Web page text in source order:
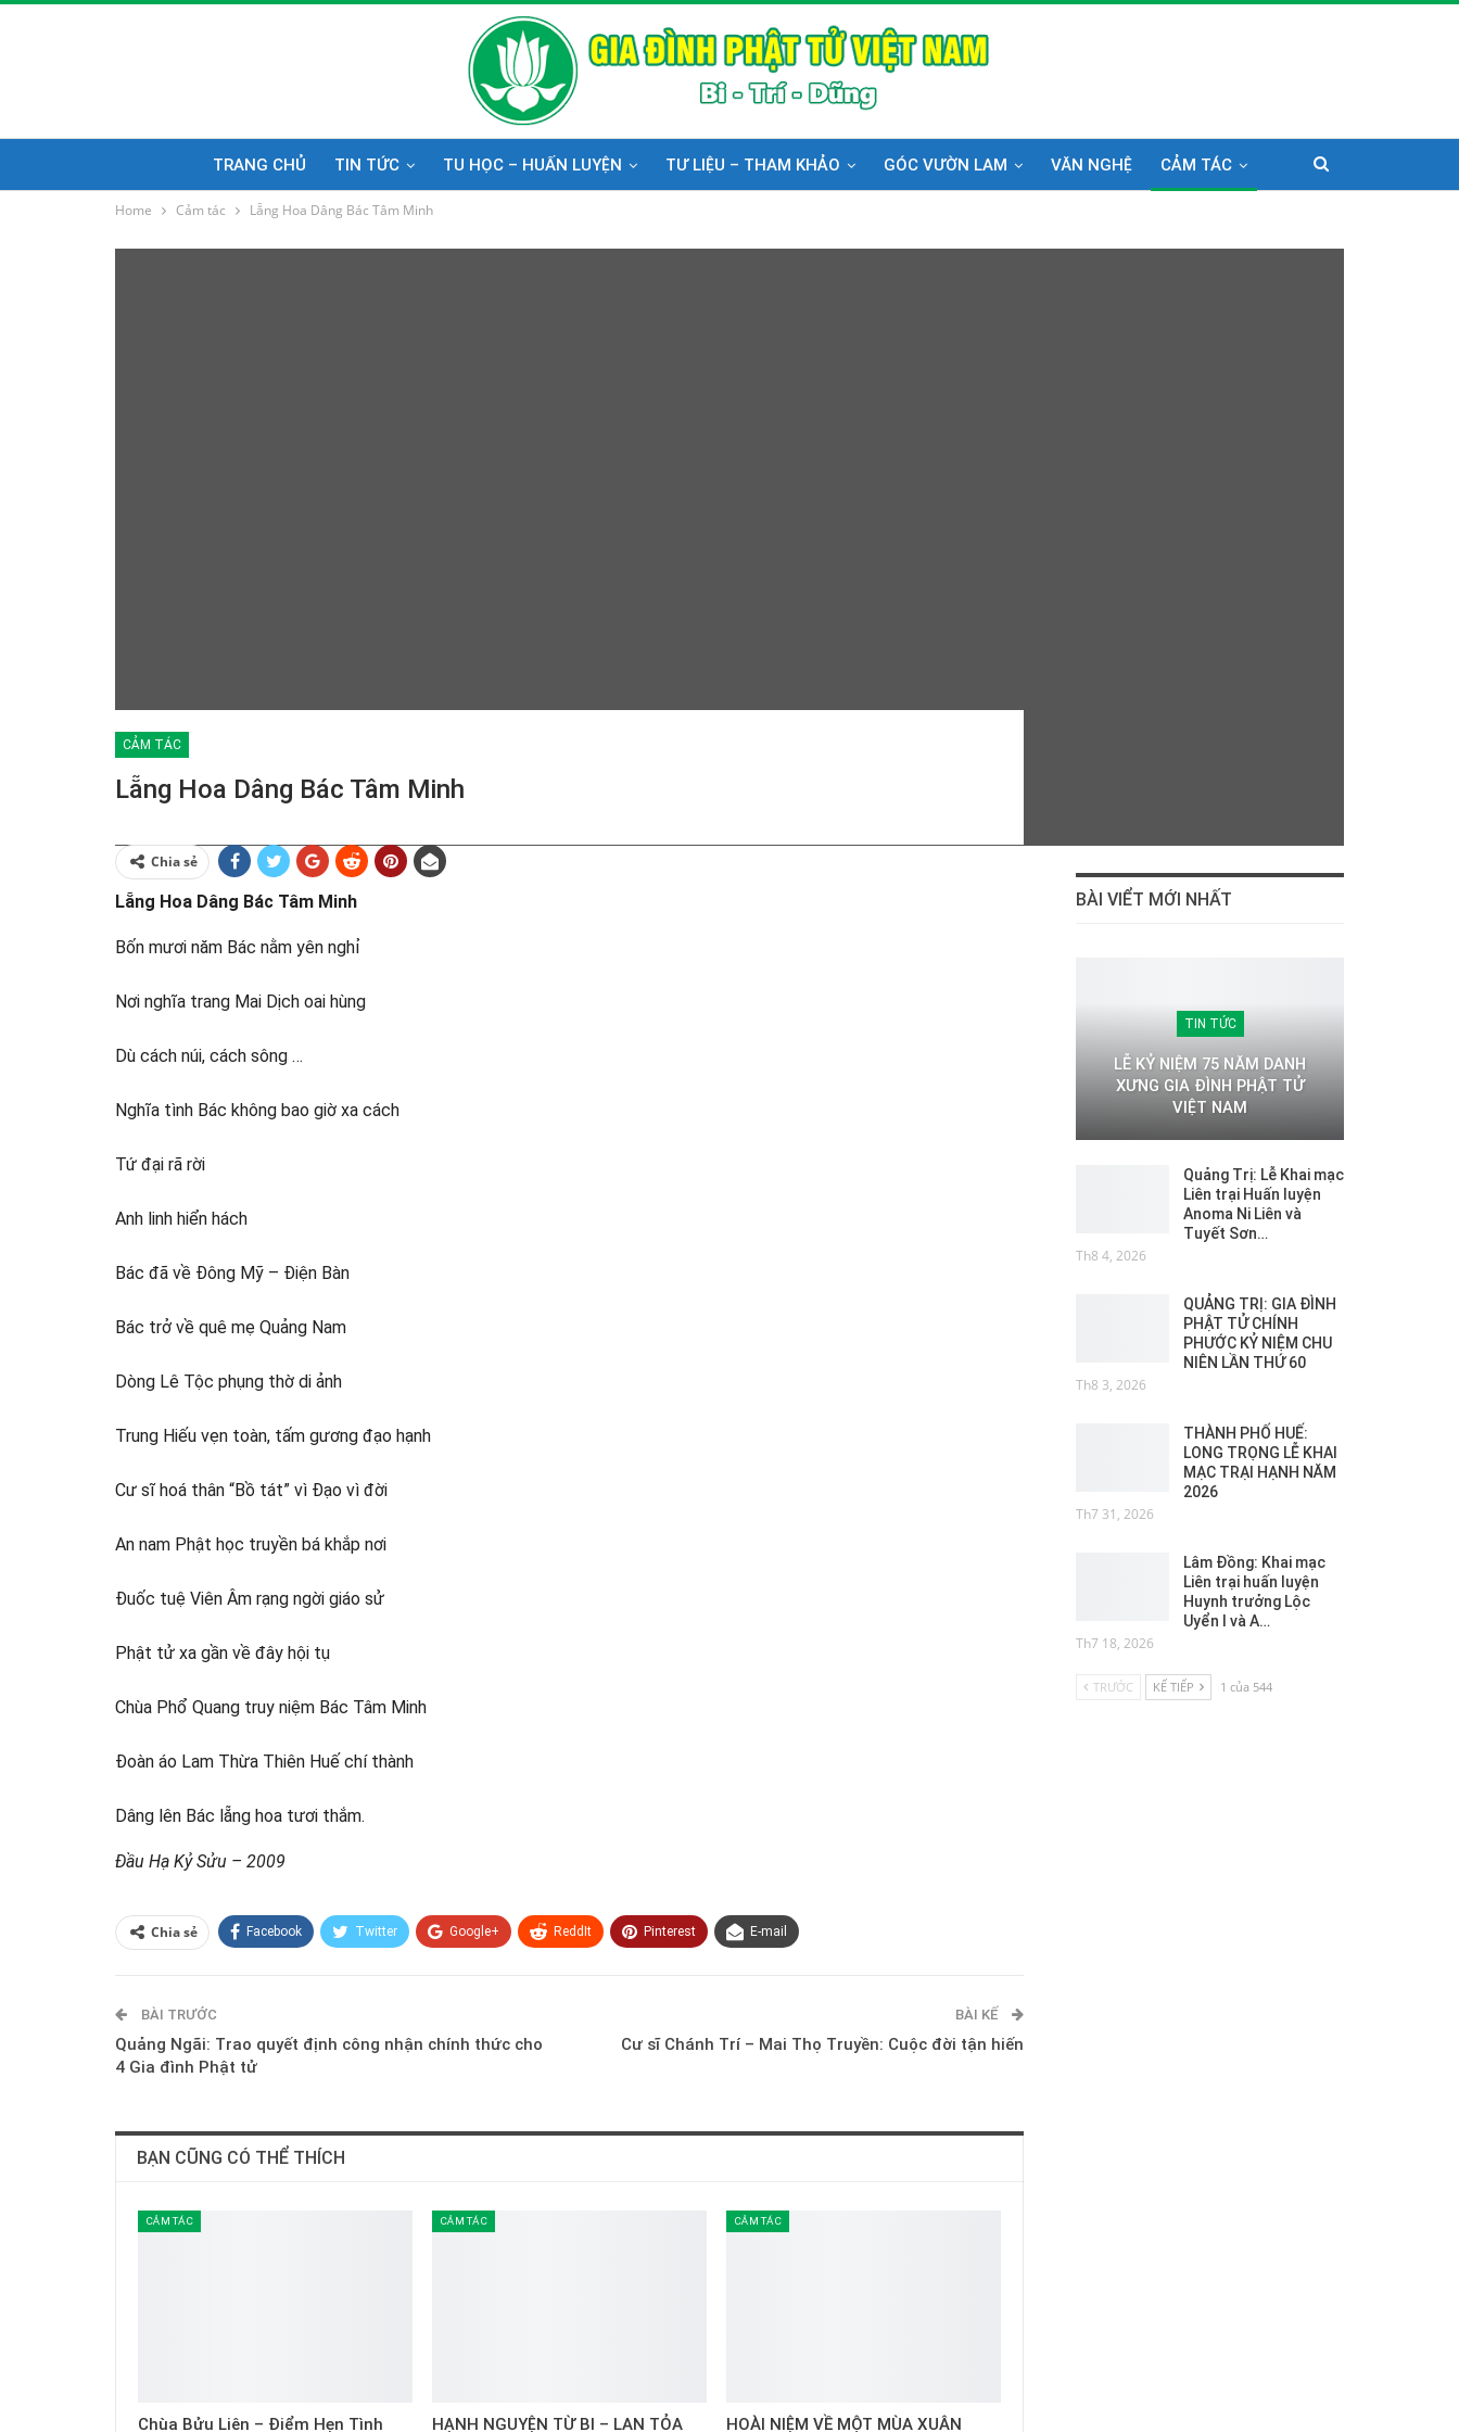
TRANG CHỦ TIN TỨC TU HỌC – HUẤN LUYỆN TƯ LIỆU – THAM KHẢO GÓC VƯỜN LAM VĂN NGHỆ CẢM TÁC
Home Cảm tác Lẵng Hoa Dâng Bác Tâm Minh
CẢM TÁC
Lẵng Hoa Dâng Bác Tâm Minh
Chia sẻ
Lẵng Hoa Dâng Bác Tâm Minh
Bốn mươi năm Bác nằm yên nghỉ
Nơi nghĩa trang Mai Dịch oai hùng
Dù cách núi, cách sông …
Nghĩa tình Bác không bao giờ xa cách
Tứ đại rã rời
Anh linh hiển hách
Bác đã về Đông Mỹ – Điện Bàn
Bác trở về quê mẹ Quảng Nam
Dòng Lê Tộc phụng thờ di ảnh
Trung Hiếu vẹn toàn, tấm gương đạo hạnh
Cư sĩ hoá thân “Bồ tát” vì Đạo vì đời
An nam Phật học truyền bá khắp nơi
Đuốc tuệ Viên Âm rạng ngời giáo sử
Phật tử xa gần về đây hội tụ
Chùa Phổ Quang truy niệm Bác Tâm Minh
Đoàn áo Lam Thừa Thiên Huế chí thành
Dâng lên Bác lẵng hoa tươi thắm.
Đầu Hạ Kỷ Sửu – 2009
Chia sẻ Facebook Twitter Google+ ReddIt Pinterest E-mail
BÀI TRƯỚC
Quảng Ngãi: Trao quyết định công nhận chính thức cho
4 Gia đình Phật tử
BÀI KẾ
Cư sĩ Chánh Trí – Mai Thọ Truyền: Cuộc đời tận hiến
BẠN CŨNG CÓ THỂ THÍCH
CẢM TÁC
Chùa Bửu Liên – Điểm Hẹn Tình
CẢM TÁC
HẠNH NGUYỆN TỪ BI – LAN TỎA
CẢM TÁC
HOÀI NIỆM VỀ MỘT MÙA XUÂN
BÀI VIỂT MỚI NHẤT
TIN TỨC
LỄ KỶ NIỆM 75 NĂM DANH
XƯNG GIA ĐÌNH PHẬT TỬ
VIỆT NAM
Quảng Trị: Lễ Khai mạc
Liên trại Huấn luyện
Anoma Ni Liên và
Tuyết Sơn…
Th8 4, 2026
QUẢNG TRỊ: GIA ĐÌNH
PHẬT TỬ CHÍNH
PHƯỚC KỶ NIỆM CHU
NIÊN LẦN THỨ 60
Th8 3, 2026
THÀNH PHỐ HUẾ:
LONG TRỌNG LỄ KHAI
MẠC TRẠI HẠNH NĂM
2026
Th7 31, 2026
Lâm Đồng: Khai mạc
Liên trại huấn luyện
Huynh trưởng Lộc
Uyển I và A…
Th7 18, 2026
TRƯỚC KẾ TIẾP 1 của 544